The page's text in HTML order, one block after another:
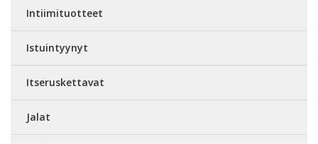
Intiimituotteet
Istuintyynyt
Itseruskettavat
Jalat